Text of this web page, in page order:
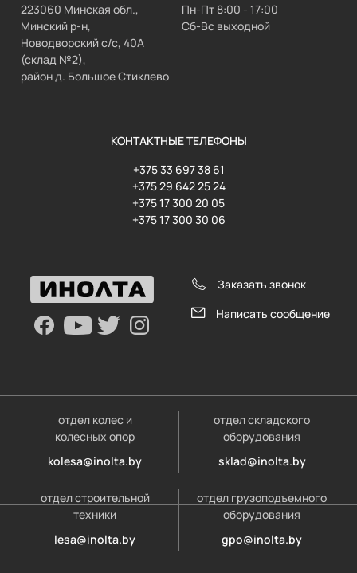
223060 Минская обл.,
Минский р-н,
Новодворский с/с, 40А
(склад №2),
район д. Большое Стиклево
Пн-Пт 8:00 - 17:00
Сб-Вс выходной
КОНТАКТНЫЕ ТЕЛЕФОНЫ
+375 33 697 38 61
+375 29 642 25 24
+375 17 300 20 05
+375 17 300 30 06
Заказать звонок
Написать сообщение
отдел колес и
колесных опор
kolesa@inolta.by
отдел складского
оборудования
sklad@inolta.by
отдел строительной
техники
lesa@inolta.by
отдел грузоподъемного
оборудования
gpo@inolta.by